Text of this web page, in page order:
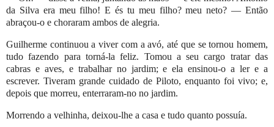
da Silva era meu filho! E és tu meu filho? meu neto? — Então
abraçou-o e choraram ambos de alegria.
Guilherme continuou a viver com a avó, até que se tornou homem,
tudo fazendo para torná-la feliz. Tomou a seu cargo tratar das
cabras e aves, e trabalhar no jardim; e ela ensinou-o a ler e a
escrever. Tiveram grande cuidado de Piloto, enquanto foi vivo; e,
depois que morreu, enterraram-no no jardim.
Morrendo a velhinha, deixou-lhe a casa e tudo quanto possuía.